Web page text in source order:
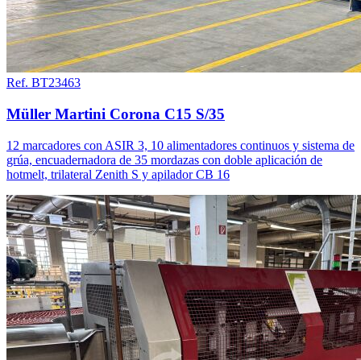
Ref. BT23463
Müller Martini Corona C15 S/35
12 marcadores con ASIR 3, 10 alimentadores continuos y sistema de
grúa, encuadernadora de 35 mordazas con doble aplicación de
hotmelt, trilateral Zenith S y apilador CB 16